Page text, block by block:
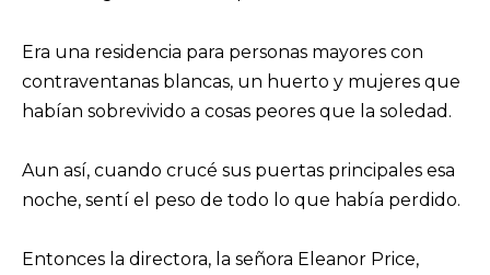
Era una residencia para personas mayores con
contraventanas blancas, un huerto y mujeres que
habían sobrevivido a cosas peores que la soledad.
Aun así, cuando crucé sus puertas principales esa
noche, sentí el peso de todo lo que había perdido.
Entonces la directora, la señora Eleanor Price,